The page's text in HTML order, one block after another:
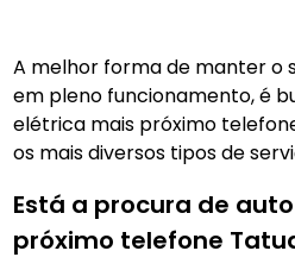
A melhor forma de manter o
em pleno funcionamento, é
elétrica mais próximo
os mais diversos tipos de
Está a procura de
próximo telefone